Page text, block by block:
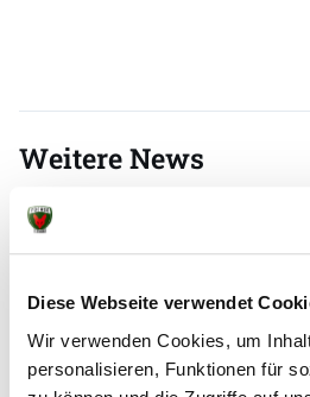
Diese Webseite verwendet
Wir verwenden Cookies, um
personalisieren, Funktionen für
Weitere News
05.08.2026 | Spielbericht |
Erster Gradmesser
Dänemark